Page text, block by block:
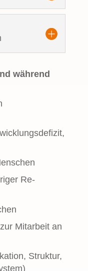
während
Re-
Mitarbeit an
Struktur,